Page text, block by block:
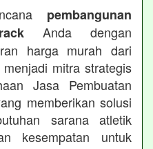
pembangunan
Anda dengan
harga murah dari
mitra strategis
Jasa Pembuatan
memberikan solusi
sarana atletik
kesempatan untuk